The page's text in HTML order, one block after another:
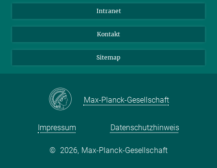
LinkedIn
Intranet
Kontakt
Sitemap
Max-Planck-Gesellschaft
Impressum Datenschutzhinweis
© 2026, Max-Planck-Gesellschaft